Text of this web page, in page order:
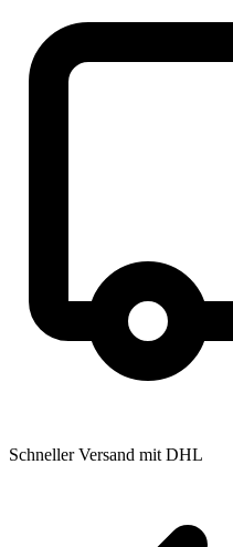
Schneller Versand mit DHL